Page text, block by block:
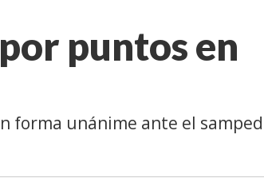
puntos en
forma unánime ante el